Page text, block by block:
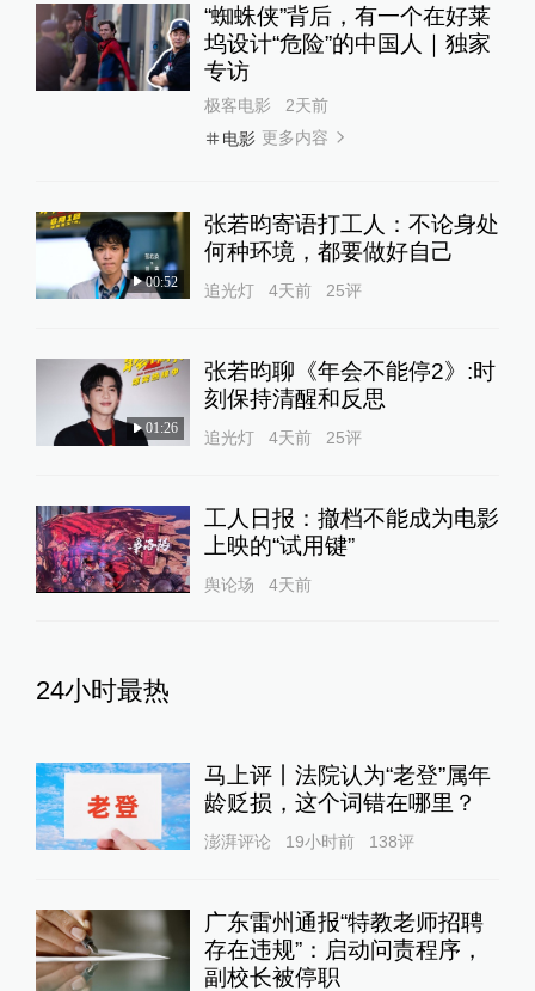
“蜘蛛侠”背后，有一个在好莱
坞设计“危险”的中国人｜独家
专访
极客电影
2天前
电影 更多内容
00:52
张若昀寄语打工人：不论身处
何种环境，都要做好自己
追光灯 4天前 25评
01:26
张若昀聊《年会不能停2》:时
刻保持清醒和反思
追光灯 4天前 25评
工人日报：撤档不能成为电影
上映的“试用键”
舆论场 4天前
24小时最热
马上评丨法院认为“老登”属年
龄贬损，这个词错在哪里？
澎湃评论 19小时前 138评
广东雷州通报“特教老师招聘
存在违规”：启动问责程序，
副校长被停职